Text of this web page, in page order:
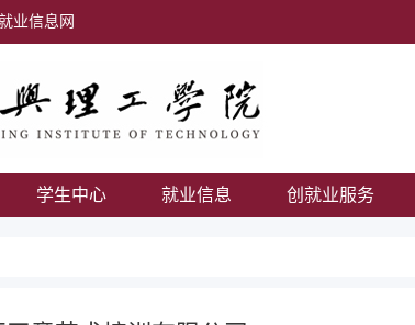
业信息网
学生中心 就业信息 创就业服务